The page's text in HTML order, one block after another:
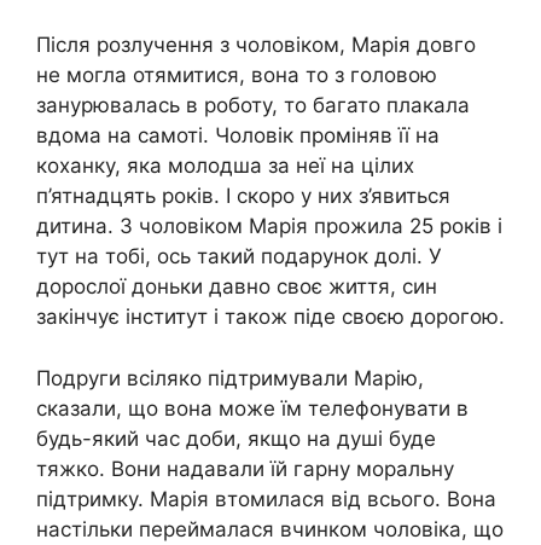
Після розлучення з чоловіком, Марія довго
не могла отямитися, вона то з головою
занурювалась в роботу, то багато плакала
вдома на самоті. Чоловік проміняв її на
коханку, яка молодша за неї на цілих
п’ятнадцять років. І скоро у них з’явиться
дитина. З чоловіком Марія прожила 25 років і
тут на тобі, ось такий подарунок долі. У
дорослої доньки давно своє життя, син
закінчує інститут і також піде своєю дорогою.
Подруги всіляко підтримували Марію,
сказали, що вона може їм телефонувати в
будь-який час доби, якщо на душі буде
тяжко. Вони надавали їй гарну моральну
підтримку. Марія втомилася від всього. Вона
настільки переймалася вчинком чоловіка, що